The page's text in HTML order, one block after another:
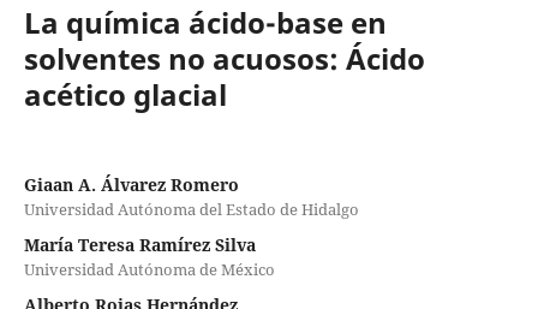
La química ácido-base en
solventes no acuosos: Ácido
acético glacial
Giaan A. Álvarez Romero
Universidad Autónoma del Estado de Hidalgo
María Teresa Ramírez Silva
Universidad Autónoma de México